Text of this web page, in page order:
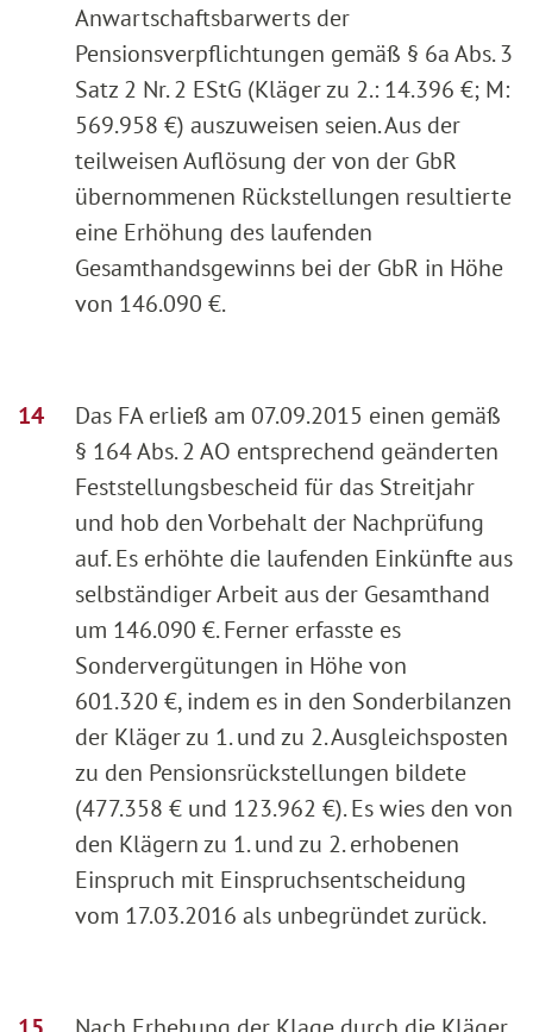
Anwartschaftsbarwerts der
Pensionsverpflichtungen gemäß § 6a Abs. 3
Satz 2 Nr. 2 EStG (Kläger zu 2.: 14.396 €; M:
569.958 €) auszuweisen seien. Aus der
teilweisen Auflösung der von der GbR
übernommenen Rückstellungen resultierte
eine Erhöhung des laufenden
Gesamthandsgewinns bei der GbR in Höhe
von 146.090 €.
Das FA erließ am 07.09.2015 einen gemäß
§ 164 Abs. 2 AO entsprechend geänderten
Feststellungsbescheid für das Streitjahr
und hob den Vorbehalt der Nachprüfung
auf. Es erhöhte die laufenden Einkünfte aus
selbständiger Arbeit aus der Gesamthand
um 146.090 €. Ferner erfasste es
Sondervergütungen in Höhe von
601.320 €, indem es in den Sonderbilanzen
der Kläger zu 1. und zu 2. Ausgleichsposten
zu den Pensionsrückstellungen bildete
(477.358 € und 123.962 €). Es wies den von
den Klägern zu 1. und zu 2. erhobenen
Einspruch mit Einspruchsentscheidung
vom 17.03.2016 als unbegründet zurück.